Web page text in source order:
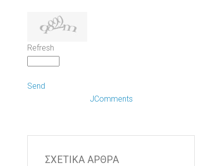
Refresh
Send
JComments
ΣΧΕΤΙΚΑ ΑΡΘΡΑ